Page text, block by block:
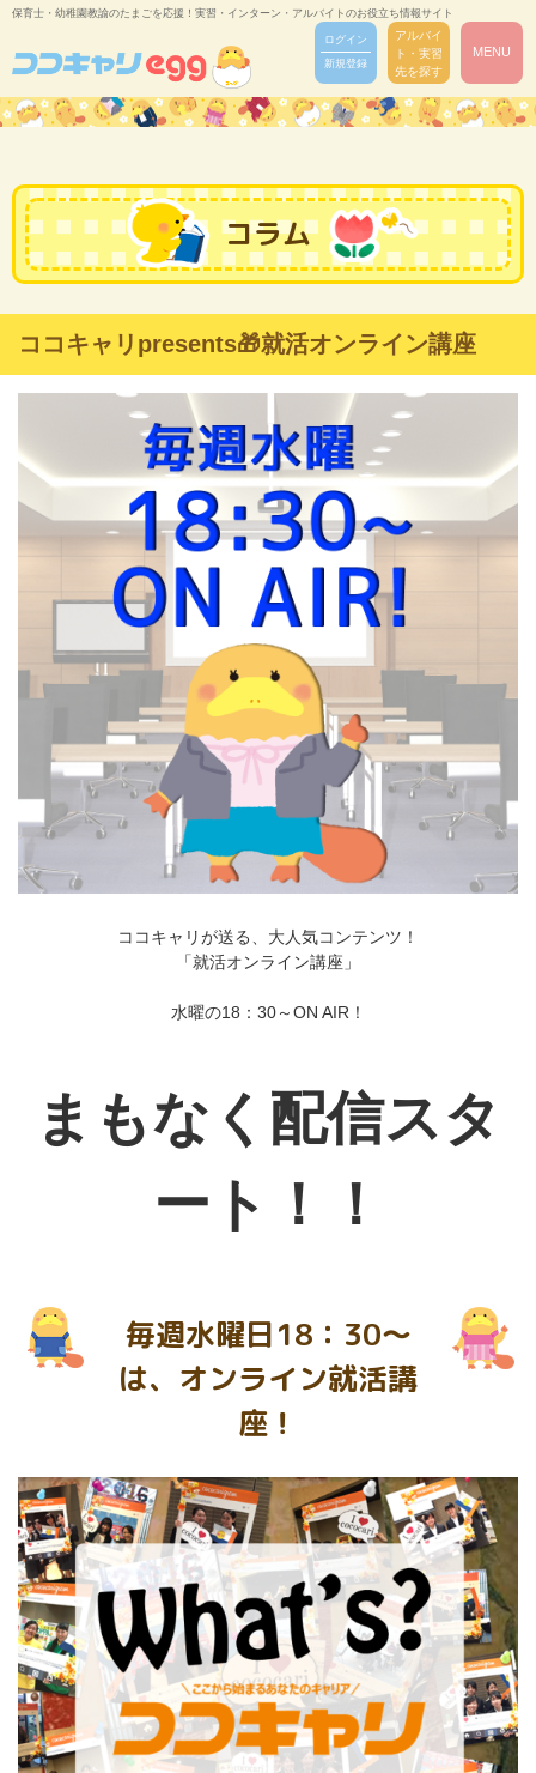
保育士・幼稚園教諭のたまごを応援！実習・インターン・アルバイトのお役立ち情報サイト
ログイン
新規登録
アルバイ
ト・実習
先を探す
MENU
コラム
ココキャリpresents🎁就活オンライン講座
ココキャリが送る、大人気コンテンツ！
「就活オンライン講座」
水曜の18：30～ON AIR！
まもなく配信スタ
ート！！
毎週水曜日18：30～
は、オンライン就活講
座！